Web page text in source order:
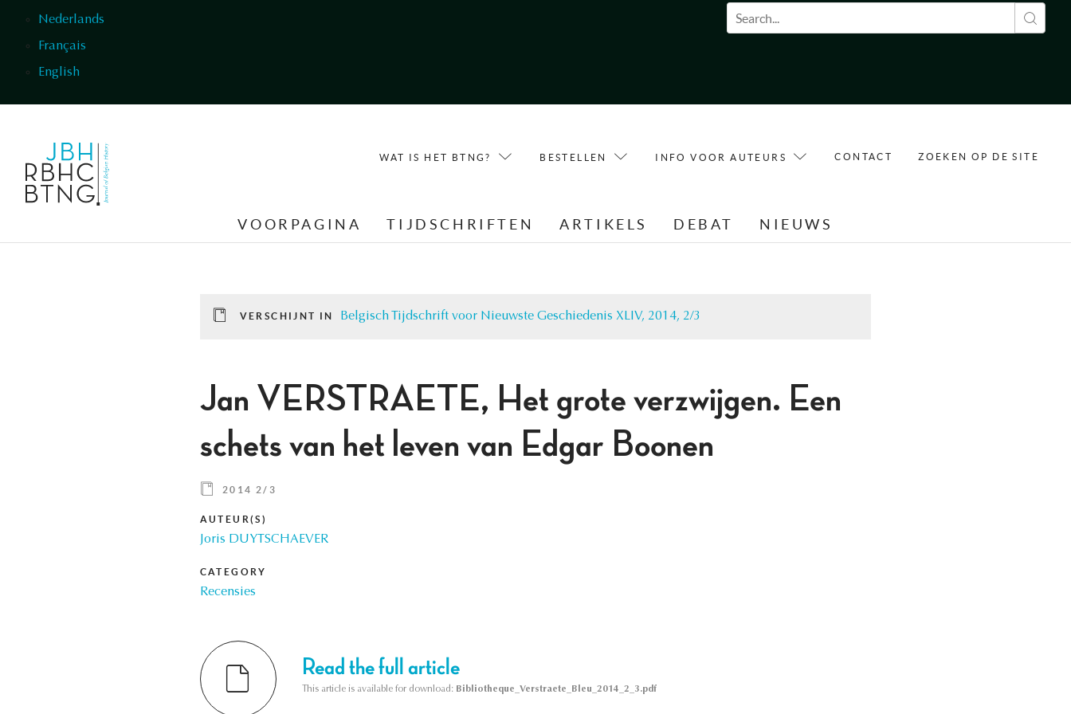
Nederlands
Français
English
Zoekveld
WAT IS HET BTNG? BESTELLEN INFO VOOR AUTEURS CONTACT ZOEKEN OP DE SITE
VOORPAGINA TIJDSCHRIFTEN ARTIKELS DEBAT NIEUWS
VERSCHIJNT IN Belgisch Tijdschrift voor Nieuwste Geschiedenis XLIV, 2014, 2/3
Jan VERSTRAETE, Het grote verzwijgen. Een
schets van het leven van Edgar Boonen
2014 2/3
AUTEUR(S)
Joris DUYTSCHAEVER
CATEGORY
Recensies
Read the full article
This article is available for download: Bibliotheque_Verstraete_Bleu_2014_2_3.pdf